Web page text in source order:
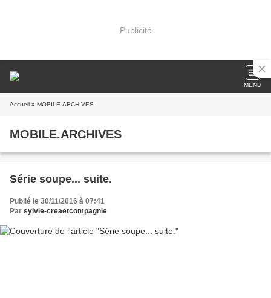
Publicité
MENU
Accueil » MOBILE.ARCHIVES
MOBILE.ARCHIVES
Série soupe... suite.
Publié le 30/11/2016 à 07:41
Par sylvie-creaetcompagnie